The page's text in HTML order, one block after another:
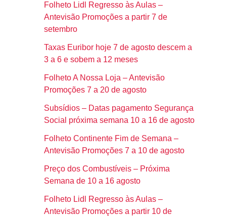
Folheto Lidl Regresso às Aulas –
Antevisão Promoções a partir 7 de
setembro
Taxas Euribor hoje 7 de agosto descem a
3 a 6 e sobem a 12 meses
Folheto A Nossa Loja – Antevisão
Promoções 7 a 20 de agosto
Subsídios – Datas pagamento Segurança
Social próxima semana 10 a 16 de agosto
Folheto Continente Fim de Semana –
Antevisão Promoções 7 a 10 de agosto
Preço dos Combustíveis – Próxima
Semana de 10 a 16 agosto
Folheto Lidl Regresso às Aulas –
Antevisão Promoções a partir 10 de